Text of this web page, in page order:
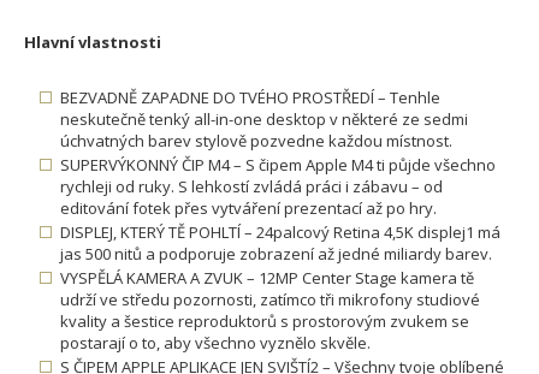
Hlavní vlastnosti
BEZVADNĚ ZAPADNE DO TVÉHO PROSTŘEDÍ – Tenhle
neskutečně tenký all-in-one desktop v některé ze sedmi
úchvatných barev stylově pozvedne každou místnost.
SUPERVÝKONNÝ ČIP M4 – S čipem Apple M4 ti půjde všechno
rychleji od ruky. S lehkostí zvládá práci i zábavu – od
editování fotek přes vytváření prezentací až po hry.
DISPLEJ, KTERÝ TĚ POHLTÍ – 24palcový Retina 4,5K displej1 má
jas 500 nitů a podporuje zobrazení až jedné miliardy barev.
VYSPĚLÁ KAMERA A ZVUK – 12MP Center Stage kamera tě
udrží ve středu pozornosti, zatímco tři mikrofony studiové
kvality a šestice reproduktorů s prostorovým zvukem se
postarají o to, aby všechno vyznělo skvěle.
S ČIPEM APPLE APLIKACE JEN SVIŠTÍ2 – Všechny tvoje oblíbené